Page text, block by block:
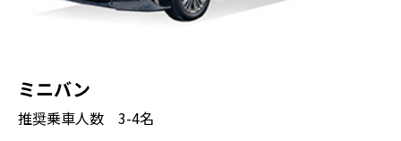
観音様の小さな像を網で引き上げたことが始
は645年以来、僧侶の助言により密閉された
厨子の中に秘仏として安置されています。
ミニバン
推奨乗車人数 3-4名